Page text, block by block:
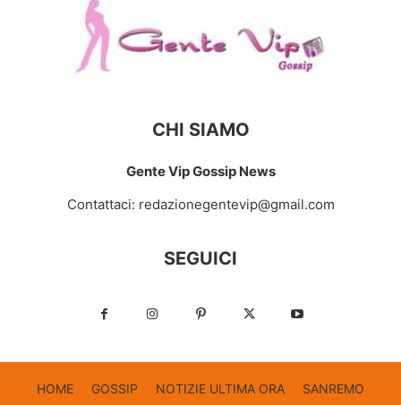
CHI SIAMO
Gente Vip Gossip News
Contattaci: redazionegentevip@gmail.com
SEGUICI
HOME GOSSIP NOTIZIE ULTIMA ORA SANREMO